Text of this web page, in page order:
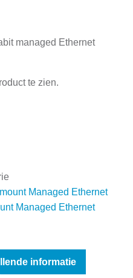
managed Ethernet
te zien.
Managed Ethernet
Managed Ethernet
informatie